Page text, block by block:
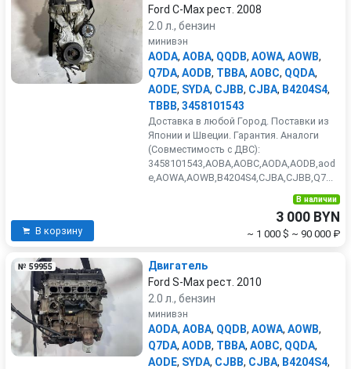
Ford C-Max рест. 2008
2.0 л., бензин
минивэн
AODA, AOBA, QQDB, AOWA, AOWB,
Q7DA, AODB, TBBA, AOBC, QQDA,
AODE, SYDA, CJBB, CJBA, B4204S4,
TBBB, 3458101543
Доставка в любой Город. Поставки из
Японии и Швеции. Гарантия. Аналоги
(Совместимость с ДВС):
3458101543,AOBA,AOBC,AODA,AODB,aod
e,AOWA,AOWB,B4204S4,CJBA,CJBB,Q7...
В корзину
В наличии
3 000 BYN
~ 1 000 $ ~ 90 000 ₽
№ 59955
Двигатель
Ford S-Max рест. 2010
2.0 л., бензин
минивэн
AODA, AOBA, QQDB, AOWA, AOWB,
Q7DA, AODB, TBBA, AOBC, QQDA,
AODE, SYDA, CJBB, CJBA, B4204S4,